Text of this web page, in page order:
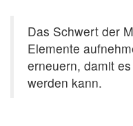
Das Schwert der
Elemente
erneuern, damit
werden kann.